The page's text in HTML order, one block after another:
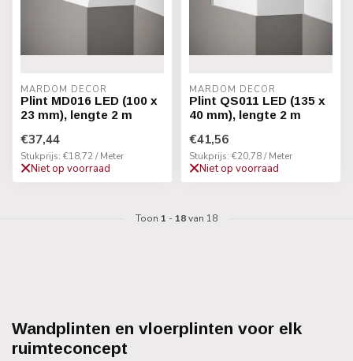
MARDOM DECOR
Plint MD016 LED (100 x
23 mm), lengte 2 m
€37,44
Stukprijs: €18,72 / Meter
Niet op voorraad
MARDOM DECOR
Plint QS011 LED (135 x
40 mm), lengte 2 m
€41,56
Stukprijs: €20,78 / Meter
Niet op voorraad
Toon 1 - 18van 18
Wandplinten en vloerplinten voor elk
ruimteconcept